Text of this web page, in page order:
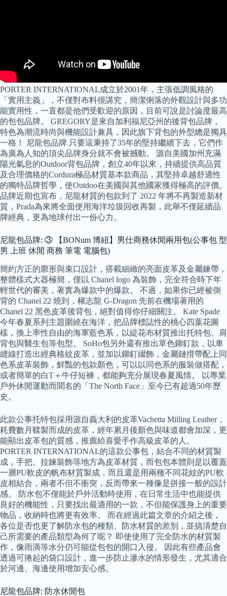
PORTER INTERNATIONAL成立於2001年，主張低調風格的
「實用主義」，不僅對布料很講究，簡潔俐落的外觀設計與多功
能實用性，一直都是他們受歡迎的原因，目前可說是討論度最高
的包包品牌。 GREGORY是來自加利福尼亞州的後背包品牌，
特色為潮流時尚與機能設計兼具，因此旗下背包的外型總是獨具
一格！ 尼龍包品牌 只要這秉持了35年的堅持繼續下去，它們作
為廣為人知的頂尖品牌身分就不會被撼動。 源自美國加州充滿
陽光氣息的Outdoor背包品牌，創立40年以來，持續提供高品質
及合理價格的Cordura極品材質基本款商品，其堅持卓越舒適性
的獨特品牌哲學，使Outdoo在美國與其他國家獲得極高的評價。
品牌近期也宣布，尼龍材質的包款到了 2022 年將不再製造新材
質，Prada為來將全面使用海洋垃圾回收再製，此舉不僅延續品
牌經典，更為地球付出一份心力。
尼龍包品牌: ③ 【BONum 博紐】男仕商務休閒兩用包(公事包 型
男 上班 休閒 商務 筆電 電腦包)
簡約方正的廓形與束口設計，搭載細緻的亮面皮革及金屬鍊帶，
整體樣式大器極簡，僅以 Chanel logo 為裝飾，完全符合時下年
輕世代的審美，著實為爆款中的爆款。 不過，如果你已經被側
背的 Chanel 22 燒到，權志龍 G-Dragon 先前在機場著用的
Chanel 22 黑色皮革後背包，絕對值得你仔細關注。 Kate Spade
今年春夏系列主題圍繞在海洋，把品牌標誌性的桃心四葉花圖
樣，換上率性自由的海軍藍色系，以緹花布材質推出托特包、肩
背包與醫生包等包型。 SoHo包另外還有推出單色鉚釘款，以車
縫線打造出經典格紋皮革，並加以鉚釘綴飾，金屬鏈揹帶配上同
色系皮革裝飾，鮮豔的包款顏色，可以以同色系的服裝做搭配，
或者簡單的白T＋牛仔短褲，都能夠充分展現春夏風情。 以專業
戶外休閒運動而聞名的「The North Face」至今已有超過50年歷
史。
此款公事托特包採用源自義大利的皮革Vachetta Milling Leather，
耗費數月鞣製而成的皮革，經年累月後顏色與味道都會加深，更
能顯出皮革包的質感，推薦給喜愛手作高級皮革的人。
PORTER INTERNATIONAL的這款公事包，結合不同的材質製
成，手把、拉鍊裝飾等地方為皮革材質，而包包本體則是以覆蓋
一層PU軟皮的帆布材質製成，而且還是用兩種不同花紋的PU軟
皮相結合，兩者不但不衝突，反而帶來一種像是拼接一般的設計
感。 防水包不僅能於戶外活動時使用，在日常生活中也能提供
良好的機能性，只要找出最適用的一款，不但能保護身上的重要
物品，收納時也將更有效率。 而在經過此篇文章的介紹之後，
各位是否也更了解防水包的種類、防水材質的差別，並搞清楚自
己所需要的產品類型為何了呢？ 即使使用了完全防水的材質製
作，像雨滴等水分仍可能從包包的開口入侵。 因此有些產品會
透過可捲起的袋口設計，進一步防止滲水的情形發生，尤其適合
於河邊、海邊使用增加安心感。
尼龍包品牌: 防水休閒包